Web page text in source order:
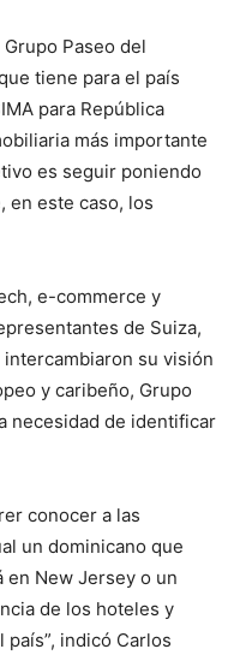
Paseo del
tiene para el país
para República
más importante
es seguir poniendo
en este caso, los
e-commerce y
de Suiza,
intercambiaron su visión
y caribeño, Grupo
necesidad de identificar
conocer a las
un dominicano que
en New Jersey o un
de los hoteles y
indicó Carlos